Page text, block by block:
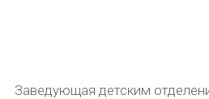
Заведующая детским